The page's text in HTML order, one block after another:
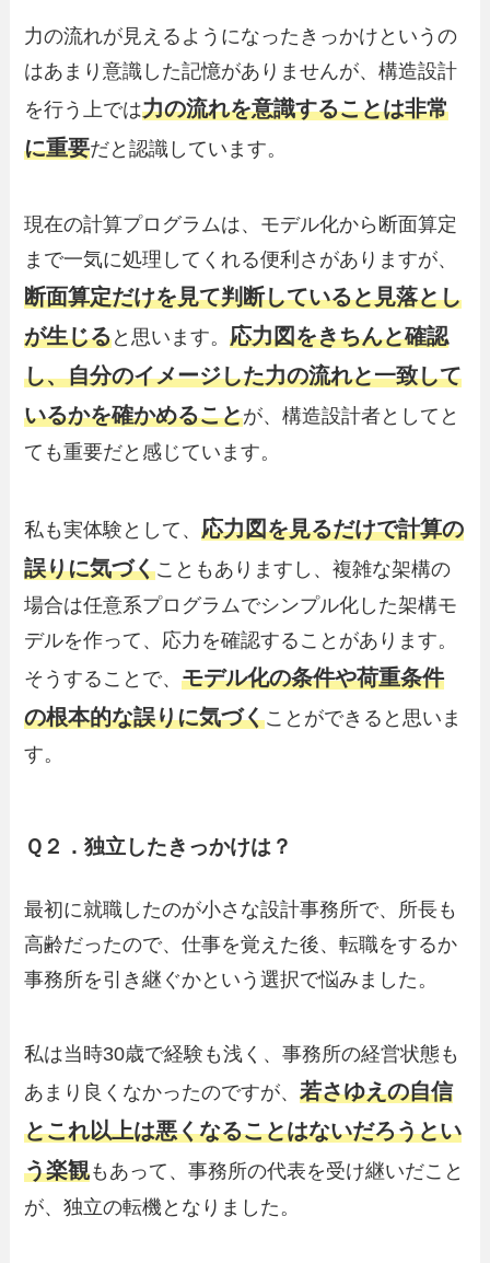
力の流れが見えるようになったきっかけというの
はあまり意識した記憶がありませんが、構造設計
を行う上では力の流れを意識することは非常
に重要だと認識しています。
現在の計算プログラムは、モデル化から断面算定
まで一気に処理してくれる便利さがありますが、
断面算定だけを見て判断していると見落とし
が生じると思います。応力図をきちんと確認
し、自分のイメージした力の流れと一致して
いるかを確かめることが、構造設計者としてと
ても重要だと感じています。
私も実体験として、応力図を見るだけで計算の
誤りに気づくこともありますし、複雑な架構の
場合は任意系プログラムでシンプル化した架構モ
デルを作って、応力を確認することがあります。
そうすることで、モデル化の条件や荷重条件
の根本的な誤りに気づくことができると思いま
す。
Ｑ２．独立したきっかけは？
最初に就職したのが小さな設計事務所で、所長も
高齢だったので、仕事を覚えた後、転職をするか
事務所を引き継ぐかという選択で悩みました。
私は当時30歳で経験も浅く、事務所の経営状態も
あまり良くなかったのですが、若さゆえの自信
とこれ以上は悪くなることはないだろうとい
う楽観もあって、事務所の代表を受け継いだこと
が、独立の転機となりました。